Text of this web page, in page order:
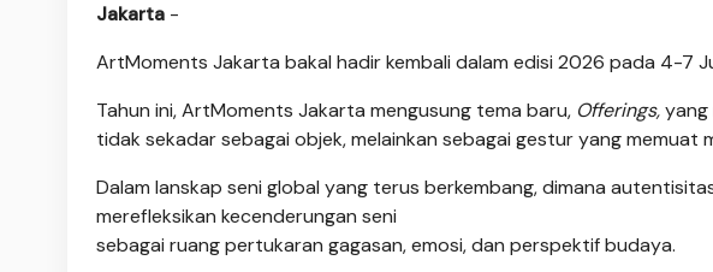
Jakarta -
ArtMoments Jakarta bakal hadir kembali dalam edisi 2026 pada 4-7
Tahun ini, ArtMoments Jakarta mengusung tema baru, Offerings,yang
tidak sekadar sebagai objek, melainkan sebagai gestur yang memuat
Dalam lanskap seni global yang terus berkembang, dimana
merefleksikan kecenderungan seni
sebagai ruang pertukaran gagasan, emosi, dan perspektif budaya.